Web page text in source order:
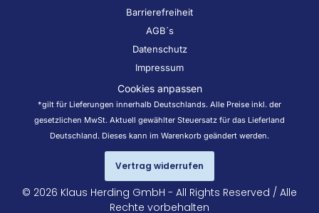
Barrierefreiheit
AGB´s
Datenschutz
Impressum
Cookies anpassen
*gilt für Lieferungen innerhalb Deutschlands. Alle Preise inkl. der
gesetzlichen MwSt. Aktuell gewählter Steuersatz für das Lieferland
Deutschland. Dieses kann im Warenkorb geändert werden.
Vertrag widerrufen
© 2026 Klaus Herding GmbH - All Rights Reserved / Alle
Rechte vorbehalten